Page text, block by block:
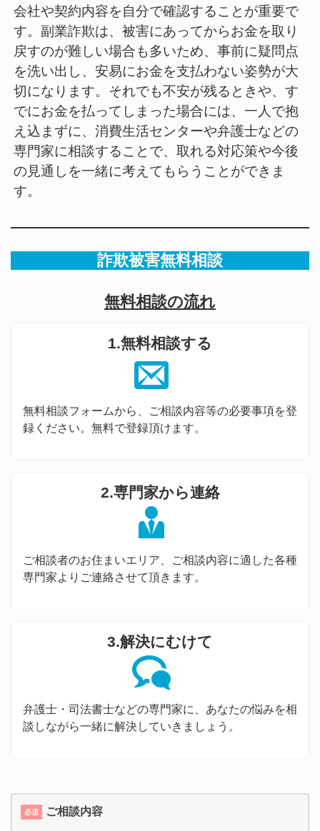
会社や契約内容を自分で確認することが重要で
す。副業詐欺は、被害にあってからお金を取り
戻すのが難しい場合も多いため、事前に疑問点
を洗い出し、安易にお金を支払わない姿勢が大
切になります。それでも不安が残るときや、す
でにお金を払ってしまった場合には、一人で抱
え込まずに、消費生活センターや弁護士などの
専門家に相談することで、取れる対応策や今後
の見通しを一緒に考えてもらうことができま
す。
詐欺被害無料相談
無料相談の流れ
1.無料相談する
無料相談フォームから、ご相談内容等の必要事項を登
録ください。無料で登録頂けます。
2.専門家から連絡
ご相談者のお住まいエリア、ご相談内容に適した各種
専門家よりご連絡させて頂きます。
3.解決にむけて
弁護士・司法書士などの専門家に、あなたの悩みを相
談しながら一緒に解決していきましょう。
必須 ご相談内容